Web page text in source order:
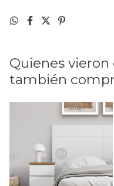
Quienes
también